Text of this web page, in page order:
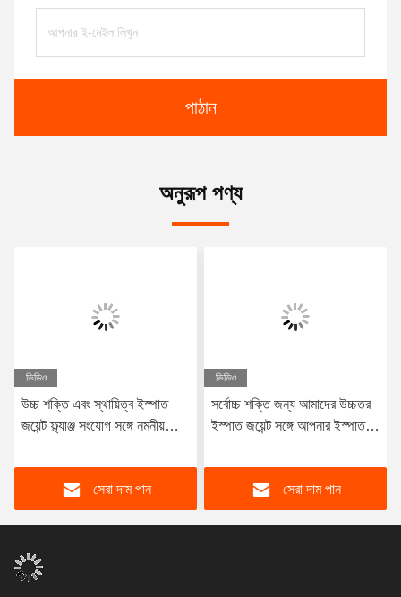
পাঠান
অনুরূপ পণ্য
ভিডিও
উচ্চ শক্তি এবং স্থায়িত্ব ইস্পাত
জয়েন্ট ফ্ল্যাঞ্জ সংযোগ সঙ্গে নমনীয়
সেরা দাম পান
ভিডিও
সর্বোচ্চ শক্তি জন্য আমাদের উচ্চতর
ইস্পাত জয়েন্ট সঙ্গে আপনার ইস্পাত
সেরা দাম পান